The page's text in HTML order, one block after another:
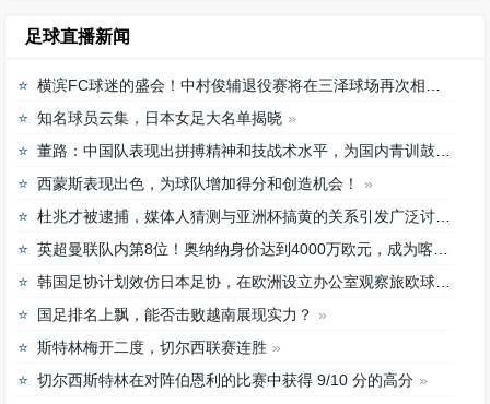
足球直播新闻
横滨FC球迷的盛会！中村俊辅退役赛将在三泽球场再次相聚
知名球员云集，日本女足大名单揭晓
董路：中国队表现出拼搏精神和技战术水平，为国内青训鼓舞
西蒙斯表现出色，为球队增加得分和创造机会！
杜兆才被逮捕，媒体人猜测与亚洲杯搞黄的关系引发广泛讨论
英超曼联队内第8位！奥纳纳身价达到4000万欧元，成为喀麦隆最贵门将
韩国足协计划效仿日本足协，在欧洲设立办公室观察旅欧球员的身体情况
国足排名上飘，能否击败越南展现实力？
斯特林梅开二度，切尔西联赛连胜
切尔西斯特林在对阵伯恩利的比赛中获得 9/10 分的高分